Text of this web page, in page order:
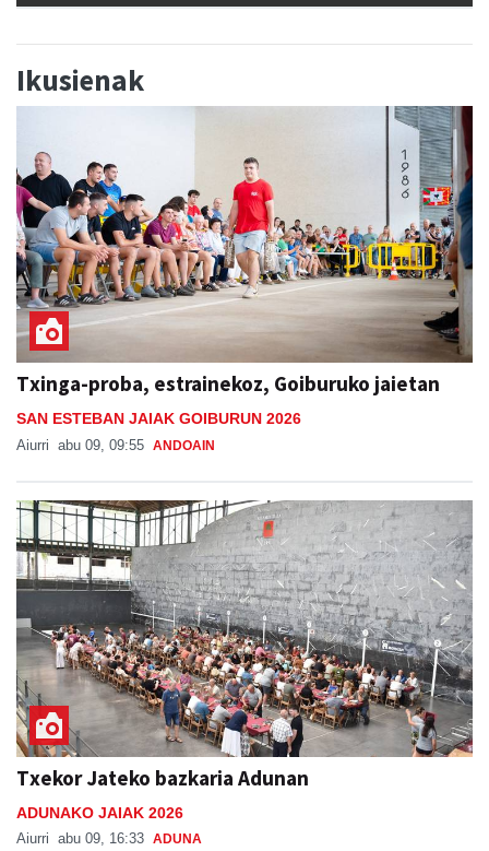
Ikusienak
Txinga-proba, estrainekoz, Goiburuko jaietan
SAN ESTEBAN JAIAK GOIBURUN 2026
Aiurri abu 09, 09:55 ANDOAIN
Txekor Jateko bazkaria Adunan
ADUNAKO JAIAK 2026
Aiurri abu 09, 16:33 ADUNA